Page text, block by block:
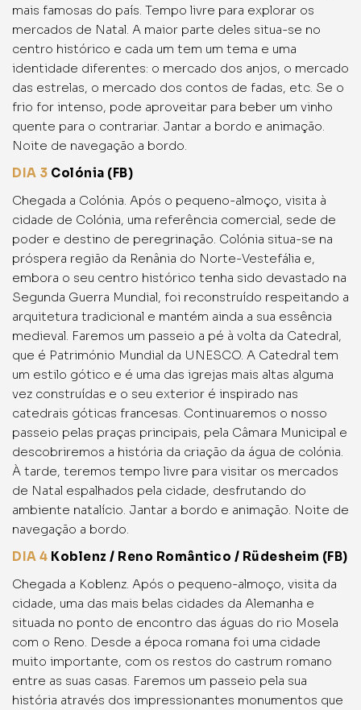
mais famosas do país. Tempo livre para explorar os
mercados de Natal. A maior parte deles situa-se no
centro histórico e cada um tem um tema e uma
identidade diferentes: o mercado dos anjos, o mercado
das estrelas, o mercado dos contos de fadas, etc. Se o
frio for intenso, pode aproveitar para beber um vinho
quente para o contrariar. Jantar a bordo e animação.
Noite de navegação a bordo.
DIA 3 Colónia (FB)
Chegada a Colónia. Após o pequeno-almoço, visita à
cidade de Colónia, uma referência comercial, sede de
poder e destino de peregrinação. Colónia situa-se na
próspera região da Renânia do Norte-Vestefália e,
embora o seu centro histórico tenha sido devastado na
Segunda Guerra Mundial, foi reconstruído respeitando a
arquitetura tradicional e mantém ainda a sua essência
medieval. Faremos um passeio a pé à volta da Catedral,
que é Património Mundial da UNESCO. A Catedral tem
um estilo gótico e é uma das igrejas mais altas alguma
vez construídas e o seu exterior é inspirado nas
catedrais góticas francesas. Continuaremos o nosso
passeio pelas praças principais, pela Câmara Municipal e
descobriremos a história da criação da água de colónia.
À tarde, teremos tempo livre para visitar os mercados
de Natal espalhados pela cidade, desfrutando do
ambiente natalício. Jantar a bordo e animação. Noite de
navegação a bordo.
DIA 4 Koblenz / Reno Romântico / Rüdesheim (FB)
Chegada a Koblenz. Após o pequeno-almoço, visita da
cidade, uma das mais belas cidades da Alemanha e
situada no ponto de encontro das águas do rio Mosela
com o Reno. Desde a época romana foi uma cidade
muito importante, com os restos do castrum romano
entre as suas casas. Faremos um passeio pela sua
história através dos impressionantes monumentos que